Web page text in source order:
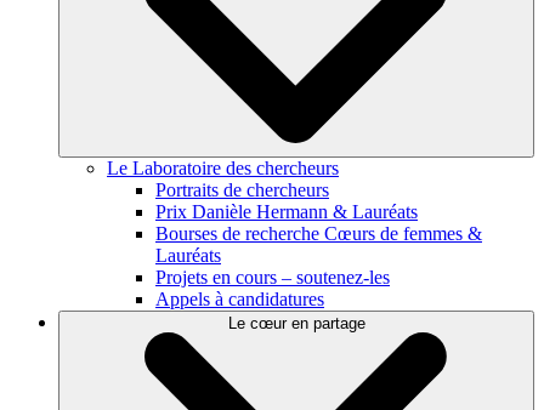
Le Laboratoire des chercheurs
Portraits de chercheurs
Prix Danièle Hermann & Lauréats
Bourses de recherche Cœurs de femmes &
Lauréats
Projets en cours – soutenez-les
Appels à candidatures
Le cœur en partage